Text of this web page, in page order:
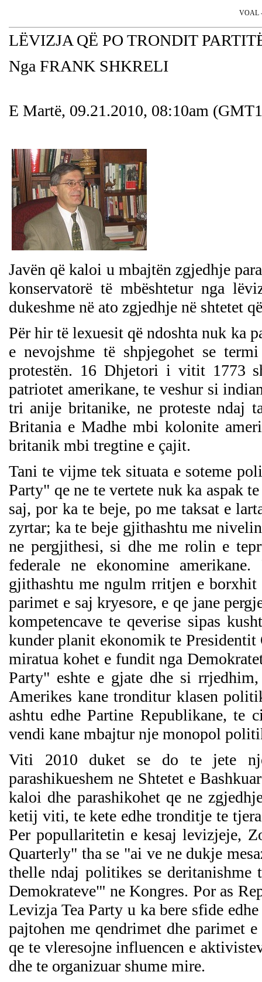
VOAL
LËVIZJA QË PO TRONDIT
Nga FRANK SHKRELI
E Martë, 09.21.2010, 08:10am
Javën që kaloi u mbajtën zgjedhje
konservatorë të mbështetur nga
dukeshme në ato zgjedhje në shtetet
Për hir të lexuesit që ndoshta nuk ka
e nevojshme të shpjegohet se
protestën. 16 Dhjetori i vitit 1773
patriotet amerikane, te veshur si
tri anije britanike, ne proteste ndaj
Britania e Madhe mbi kolonite
britanik mbi tregtine e çajit.
Tani te vijme tek situata e soteme
Party" qe ne te vertete nuk ka aspak
saj, por ka te beje, po me taksat e
zyrtar; ka te beje gjithashtu me
ne pergjithesi, si dhe me rolin e
federale ne ekonomine
gjithashtu me ngulm rritjen e
parimet e saj kryesore, e qe jane
kompetencave te qeverise sipas
kunder planit ekonomik te Presidentit
miratua kohet e fundit nga
Party" eshte e gjate dhe si
Amerikes kane tronditur klasen
ashtu edhe Partine Republikane,
vendi kane mbajtur nje monopol
Viti 2010 duket se do te jete
parashikueshem ne Shtetet e
kaloi dhe parashikohet qe ne
ketij viti, te kete edhe tronditje te
Per popullaritetin e kesaj levizjeje,
Quarterly" tha se "ai ve ne dukje
thelle ndaj politikes se deritanishme
Demokrateve"' ne Kongres. Por as
Levizja Tea Party u ka bere sfide
pajtohen me qendrimet dhe parimet
qe te vleresojne influencen e
dhe te organizuar shume mire.